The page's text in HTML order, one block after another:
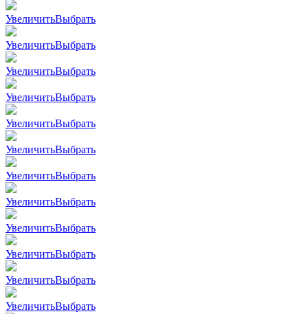
УвеличитьВыбрать
УвеличитьВыбрать
УвеличитьВыбрать
УвеличитьВыбрать
УвеличитьВыбрать
УвеличитьВыбрать
УвеличитьВыбрать
УвеличитьВыбрать
УвеличитьВыбрать
УвеличитьВыбрать
УвеличитьВыбрать
УвеличитьВыбрать